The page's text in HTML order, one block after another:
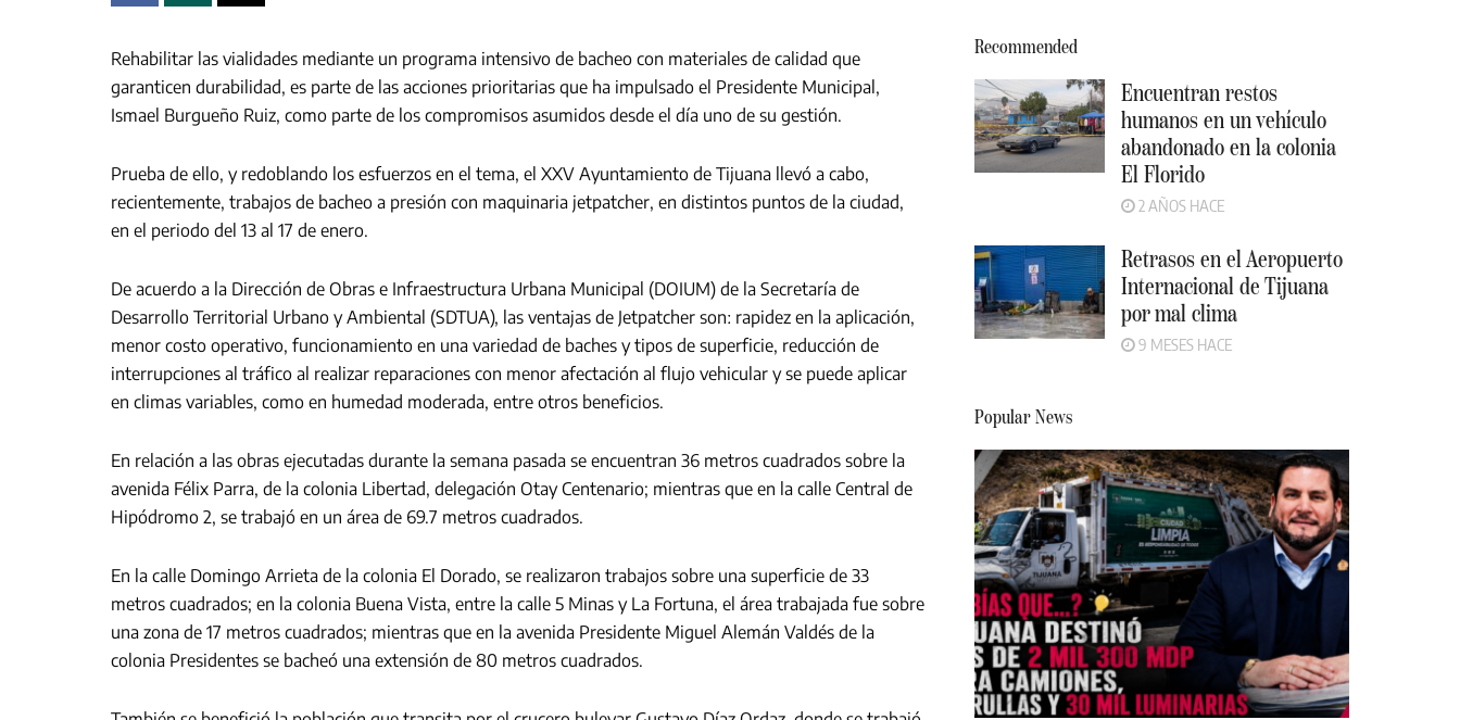
Rehabilitar las vialidades mediante un programa intensivo de bacheo con materiales de calidad que
garanticen durabilidad, es parte de las acciones prioritarias que ha impulsado el Presidente Municipal,
Ismael Burgueño Ruiz, como parte de los compromisos asumidos desde el día uno de su gestión.
Prueba de ello, y redoblando los esfuerzos en el tema, el XXV Ayuntamiento de Tijuana llevó a cabo,
recientemente, trabajos de bacheo a presión con maquinaria jetpatcher, en distintos puntos de la ciudad,
en el periodo del 13 al 17 de enero.
De acuerdo a la Dirección de Obras e Infraestructura Urbana Municipal (DOIUM) de la Secretaría de
Desarrollo Territorial Urbano y Ambiental (SDTUA), las ventajas de Jetpatcher sonː rapidez en la aplicación,
menor costo operativo, funcionamiento en una variedad de baches y tipos de superficie, reducción de
interrupciones al tráfico al realizar reparaciones con menor afectación al flujo vehicular y se puede aplicar
en climas variables, como en humedad moderada, entre otros beneficios.
En relación a las obras ejecutadas durante la semana pasada se encuentran 36 metros cuadrados sobre la
avenida Félix Parra, de la colonia Libertad, delegación Otay Centenario; mientras que en la calle Central de
Hipódromo 2, se trabajó en un área de 69.7 metros cuadrados.
En la calle Domingo Arrieta de la colonia El Dorado, se realizaron trabajos sobre una superficie de 33
metros cuadrados; en la colonia Buena Vista, entre la calle 5 Minas y La Fortuna, el área trabajada fue sobre
una zona de 17 metros cuadrados; mientras que en la avenida Presidente Miguel Alemán Valdés de la
colonia Presidentes se bacheó una extensión de 80 metros cuadrados.
Recommended
Encuentran restos
humanos en un vehículo
abandonado en la colonia
El Florido
2 AÑOS HACE
Retrasos en el Aeropuerto
Internacional de Tijuana
por mal clima
9 MESES HACE
Popular News